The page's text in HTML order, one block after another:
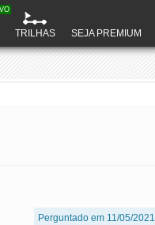
TRILHAS SEJA PREMIUM
Perguntado em 11/05/2021